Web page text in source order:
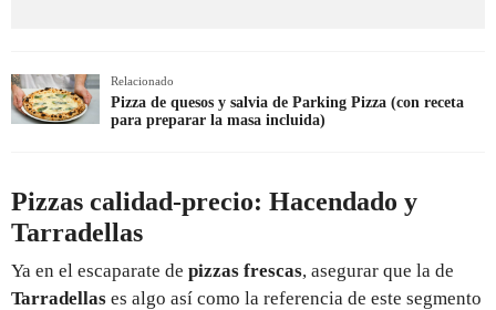
Relacionado
Pizza de quesos y salvia de Parking Pizza (con receta
para preparar la masa incluida)
Pizzas calidad-precio: Hacendado y
Tarradellas
Ya en el escaparate de pizzas frescas, asegurar que la de
Tarradellas es algo así como la referencia de este segmento